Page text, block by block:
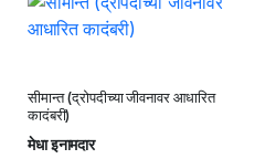
सीमान्त (द्रोपदीच्या जीवनावर आधारित
कादंबरी)
मेधा इनामदार